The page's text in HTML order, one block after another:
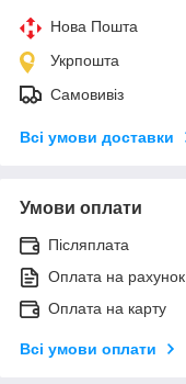
Нова Пошта
Укрпошта
Самовивіз
Всі умови доставки
Умови оплати
Післяплата
Оплата на рахунок
Оплата на карту
Всі умови оплати